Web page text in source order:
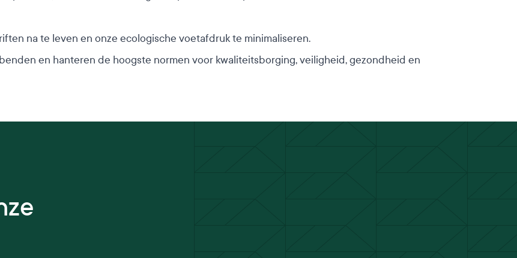
na te leven en onze ecologische voetafdruk te minimaliseren.
en hanteren de hoogste normen voor kwaliteitsborging, veiligheid, gezondheid en